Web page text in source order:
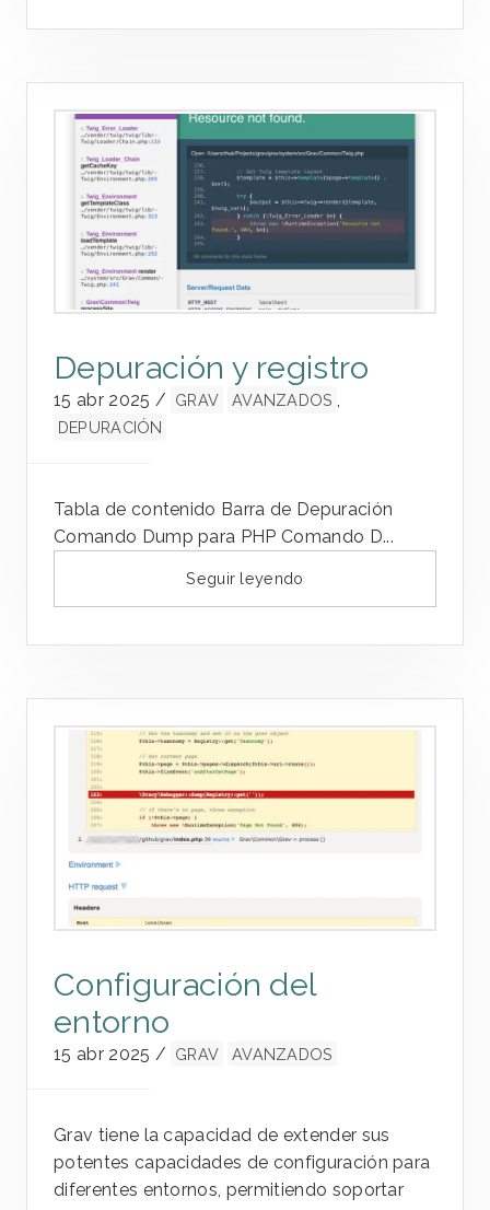
Depuración y registro
15 abr 2025 / GRAV AVANZADOS ,
DEPURACIÓN
Tabla de contenido Barra de Depuración
Comando Dump para PHP Comando D...
Seguir leyendo
Configuración del
entorno
15 abr 2025 / GRAV AVANZADOS
Grav tiene la capacidad de extender sus
potentes capacidades de configuración para
diferentes entornos, permitiendo soportar